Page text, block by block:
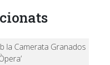
la Camerata Granados